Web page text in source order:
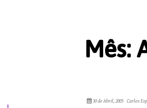
Mês:
30 de Abril, 2005 Carlos